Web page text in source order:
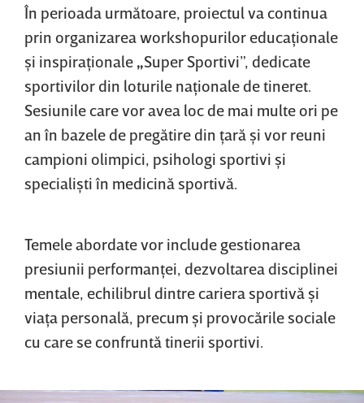
În perioada următoare, proiectul va continua
prin organizarea workshopurilor educaţionale
şi inspiraţionale „Super Sportivi”, dedicate
sportivilor din loturile naţionale de tineret.
Sesiunile care vor avea loc de mai multe ori pe
an în bazele de pregătire din ţară şi vor reuni
campioni olimpici, psihologi sportivi şi
specialişti în medicină sportivă.
Temele abordate vor include gestionarea
presiunii performanţei, dezvoltarea disciplinei
mentale, echilibrul dintre cariera sportivă şi
viaţa personală, precum şi provocările sociale
cu care se confruntă tinerii sportivi.